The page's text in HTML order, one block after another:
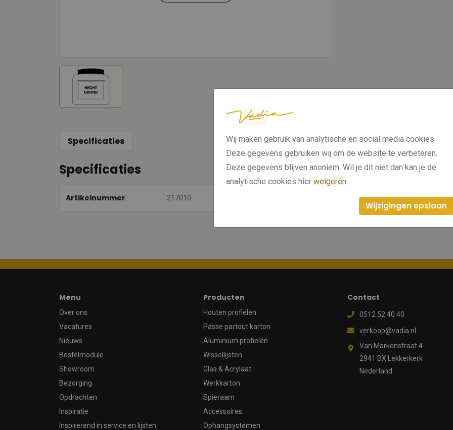
Specificaties
Specificaties
Artikelnummer 217010
Menu
Over ons
Vacatures
Nieuws
Bestelmodule
Showroom
Bezorging
Opdrachten
Inspiratie
Inspirerend in service en lijsten
Producten
Houten profielen
Passe partout karton
Aluminium profielen
Wissellijsten
Glas & Acrylaat
Werkkarton
Spieraam
Accessoires
Ophangsystemen
Contact
0512 52 40 40
verkoop@vadia.nl
Van Markenstraat 4
2941 BX Lekkerkerk
Nederland
Wij maken gebruik van analytische en social media cookies.
Deze gegevens gebruiken wij om de website te verbeteren.
Deze gegevens blijven anoniem. Wil je dit niet dan kan je de
analytische cookies hier weigeren
Wijzigingen opslaan